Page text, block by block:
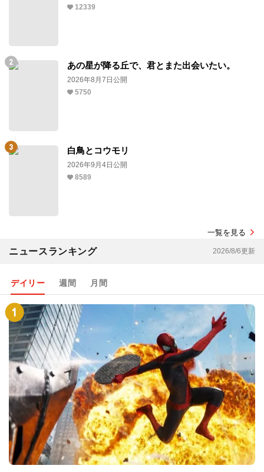
12339
あの星が降る丘で、君とまた出会いたい。
2026年8月7日公開
5750
白鳥とコウモリ
2026年9月4日公開
8589
一覧を見る
ニュースランキング 2026/8/6更新
デイリー 週間 月間